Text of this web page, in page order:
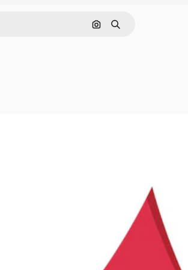
Cerca per immagine
Ricerca